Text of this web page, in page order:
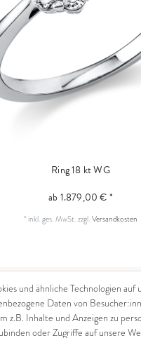
Ring 18 kt WG
ab 1.879,00 € *
* inkl. ges. MwSt.zzgl.Versandkosten
und ähnliche Technologien auf
Daten von
z.B. Inhalte und Anzeigen zu
oder Zugriffe auf unsere